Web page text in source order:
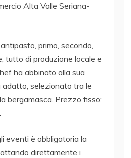
Alta Valle Seriana-
primo, secondo,
tutto di produzione locale e
ha abbinato alla sua
adatto, selezionato tra le
bergamasca. Prezzo fisso:
eventi è obbligatoria la
direttamente i